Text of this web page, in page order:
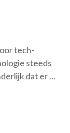
tech-
steeds
dat er …